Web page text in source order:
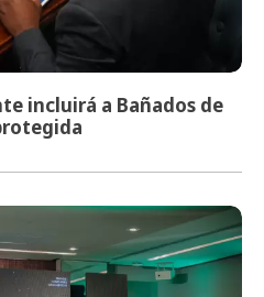
incluirá a Bañados de